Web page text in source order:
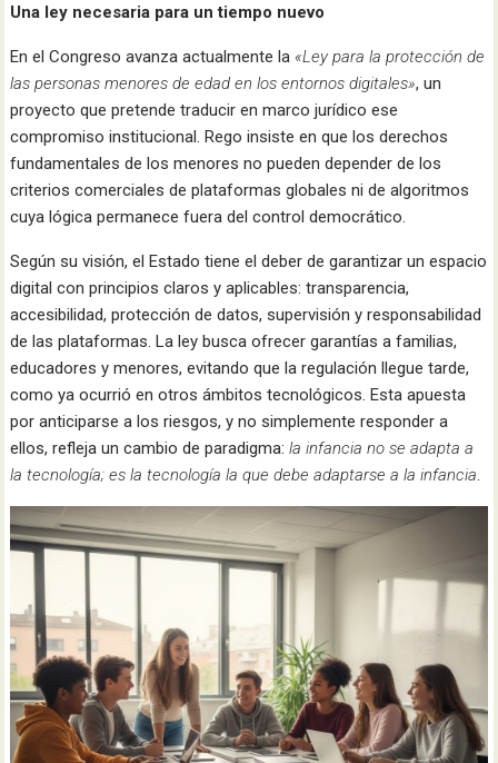
Una ley necesaria para un tiempo nuevo
En el Congreso avanza actualmente la «Ley para la protección de
las personas menores de edad en los entornos digitales», un
proyecto que pretende traducir en marco jurídico ese
compromiso institucional. Rego insiste en que los derechos
fundamentales de los menores no pueden depender de los
criterios comerciales de plataformas globales ni de algoritmos
cuya lógica permanece fuera del control democrático.
Según su visión, el Estado tiene el deber de garantizar un espacio
digital con principios claros y aplicables: transparencia,
accesibilidad, protección de datos, supervisión y responsabilidad
de las plataformas. La ley busca ofrecer garantías a familias,
educadores y menores, evitando que la regulación llegue tarde,
como ya ocurrió en otros ámbitos tecnológicos. Esta apuesta
por anticiparse a los riesgos, y no simplemente responder a
ellos, refleja un cambio de paradigma:la infancia no se adapta a
la tecnología; es la tecnología la que debe adaptarse a la infancia.